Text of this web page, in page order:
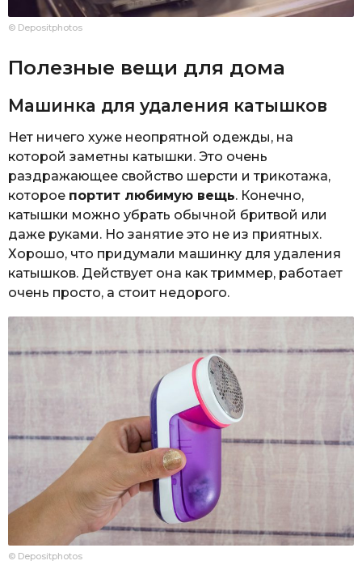
© Depositphotos
Полезные вещи для дома
Машинка для удаления катышков
Нет ничего хуже неопрятной одежды, на
которой заметны катышки. Это очень
раздражающее свойство шерсти и трикотажа,
которое портит любимую вещь. Конечно,
катышки можно убрать обычной бритвой или
даже руками. Но занятие это не из приятных.
Хорошо, что придумали машинку для удаления
катышков. Действует она как триммер, работает
очень просто, а стоит недорого.
© Depositphotos